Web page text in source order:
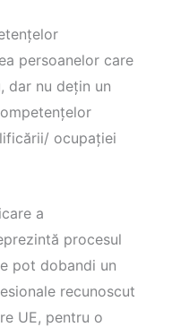
persoanelor care
dar nu deţin un
ocupaţiei
a
procesul
pot dobandi un
recunoscut
UE, pentru o